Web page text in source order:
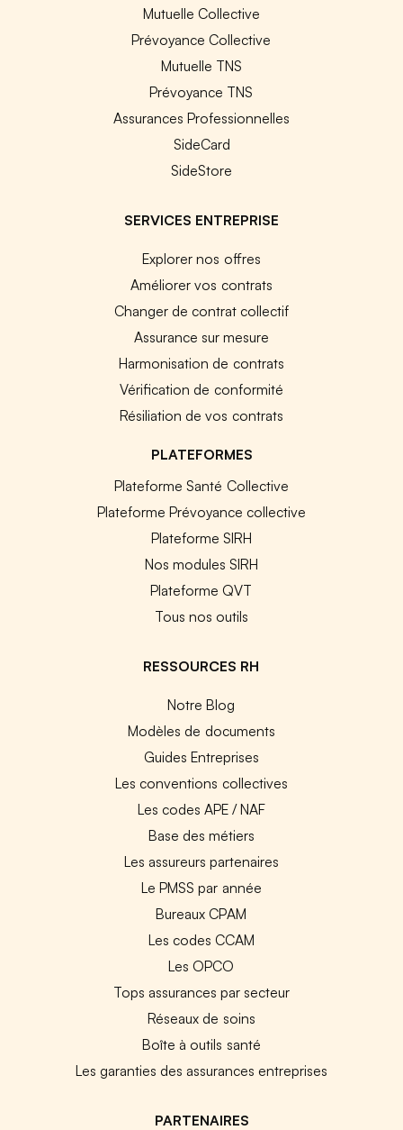
Mutuelle Collective
Prévoyance Collective
Mutuelle TNS
Prévoyance TNS
Assurances Professionnelles
SideCard
SideStore
SERVICES ENTREPRISE
Explorer nos offres
Améliorer vos contrats
Changer de contrat collectif
Assurance sur mesure
Harmonisation de contrats
Vérification de conformité
Résiliation de vos contrats
PLATEFORMES
Plateforme Santé Collective
Plateforme Prévoyance collective
Plateforme SIRH
Nos modules SIRH
Plateforme QVT
Tous nos outils
RESSOURCES RH
Notre Blog
Modèles de documents
Guides Entreprises
Les conventions collectives
Les codes APE / NAF
Base des métiers
Les assureurs partenaires
Le PMSS par année
Bureaux CPAM
Les codes CCAM
Les OPCO
Tops assurances par secteur
Réseaux de soins
Boîte à outils santé
Les garanties des assurances entreprises
PARTENAIRES